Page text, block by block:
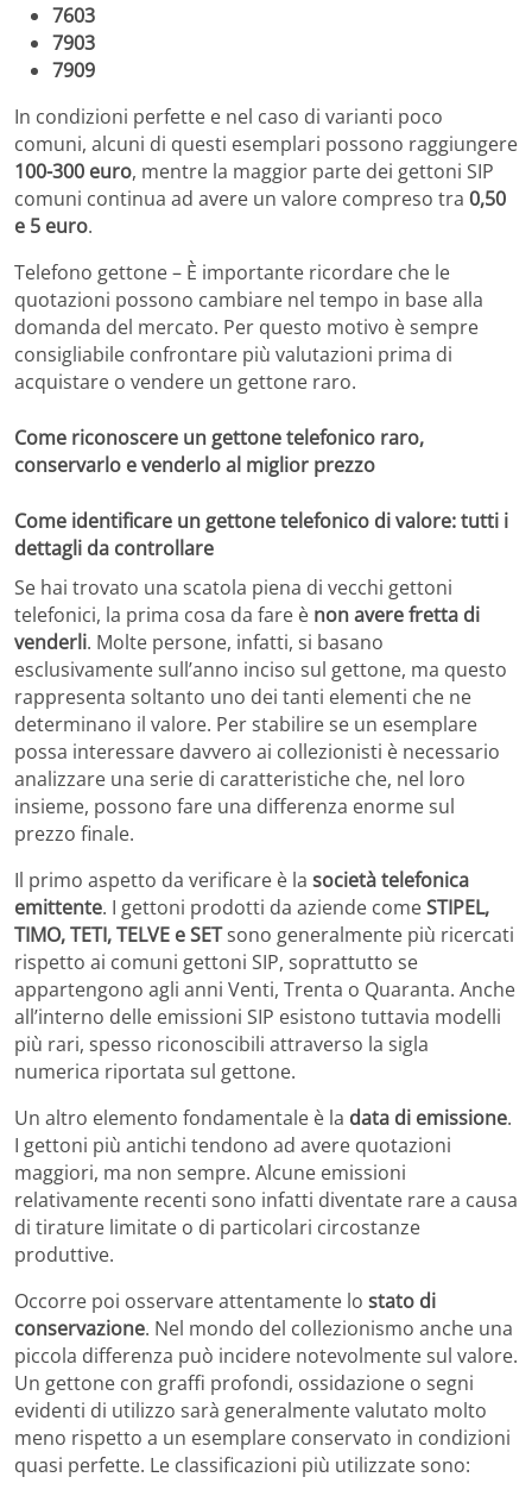
7603
7903
7909
In condizioni perfette e nel caso di varianti poco
comuni, alcuni di questi esemplari possono raggiungere
100-300 euro, mentre la maggior parte dei gettoni SIP
comuni continua ad avere un valore compreso tra 0,50
e 5 euro.
Telefono gettone – È importante ricordare che le
quotazioni possono cambiare nel tempo in base alla
domanda del mercato. Per questo motivo è sempre
consigliabile confrontare più valutazioni prima di
acquistare o vendere un gettone raro.
Come riconoscere un gettone telefonico raro,
conservarlo e venderlo al miglior prezzo
Come identificare un gettone telefonico di valore: tutti i
dettagli da controllare
Se hai trovato una scatola piena di vecchi gettoni
telefonici, la prima cosa da fare è non avere fretta di
venderli. Molte persone, infatti, si basano
esclusivamente sull’anno inciso sul gettone, ma questo
rappresenta soltanto uno dei tanti elementi che ne
determinano il valore. Per stabilire se un esemplare
possa interessare davvero ai collezionisti è necessario
analizzare una serie di caratteristiche che, nel loro
insieme, possono fare una differenza enorme sul
prezzo finale.
Il primo aspetto da verificare è la società telefonica
emittente. I gettoni prodotti da aziende comeSTIPEL,
TIMO, TETI, TELVE e SETsono generalmente più ricercati
rispetto ai comuni gettoni SIP, soprattutto se
appartengono agli anni Venti, Trenta o Quaranta. Anche
all’interno delle emissioni SIP esistono tuttavia modelli
più rari, spesso riconoscibili attraverso la sigla
numerica riportata sul gettone.
Un altro elemento fondamentale è la data di emissione.
I gettoni più antichi tendono ad avere quotazioni
maggiori, ma non sempre. Alcune emissioni
relativamente recenti sono infatti diventate rare a causa
di tirature limitate o di particolari circostanze
produttive.
Occorre poi osservare attentamente lo stato di
conservazione. Nel mondo del collezionismo anche una
piccola differenza può incidere notevolmente sul valore.
Un gettone con graffi profondi, ossidazione o segni
evidenti di utilizzo sarà generalmente valutato molto
meno rispetto a un esemplare conservato in condizioni
quasi perfette. Le classificazioni più utilizzate sono: